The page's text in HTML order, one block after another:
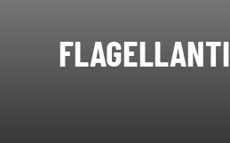
FLAGELLANTI